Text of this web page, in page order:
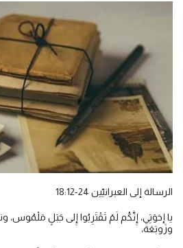
الرسالة إلى العبرانيّين 24-18:12
يا إخوَتِي، إِنَّكُم لَمْ تَقْتَرِبُوا إِلى جَبَلٍ مَلْمُوس،
وزَوبَعَة،